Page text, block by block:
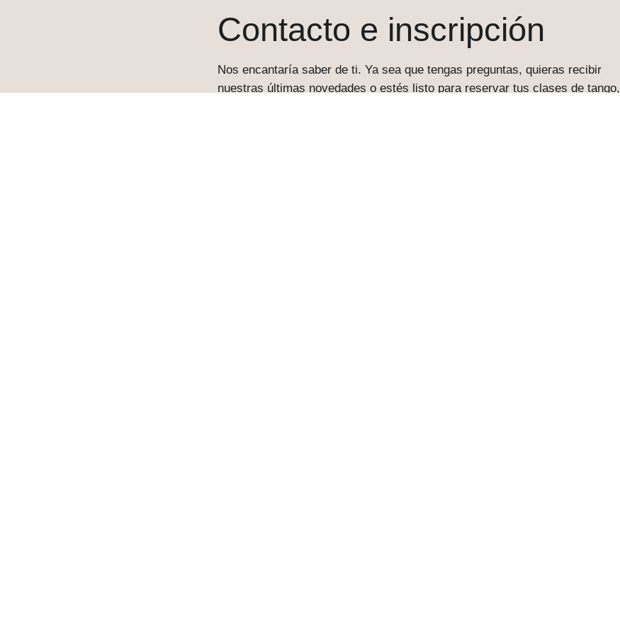
Contacto e inscripción
Nos encantaría saber de ti. Ya sea que tengas preguntas, quieras recibir
nuestras últimas novedades o estés listo para reservar tus clases de tango,